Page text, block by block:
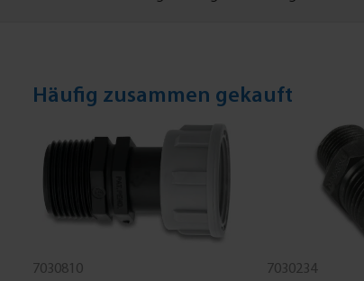
Häufig zusammen gekauft
7030810
7030234